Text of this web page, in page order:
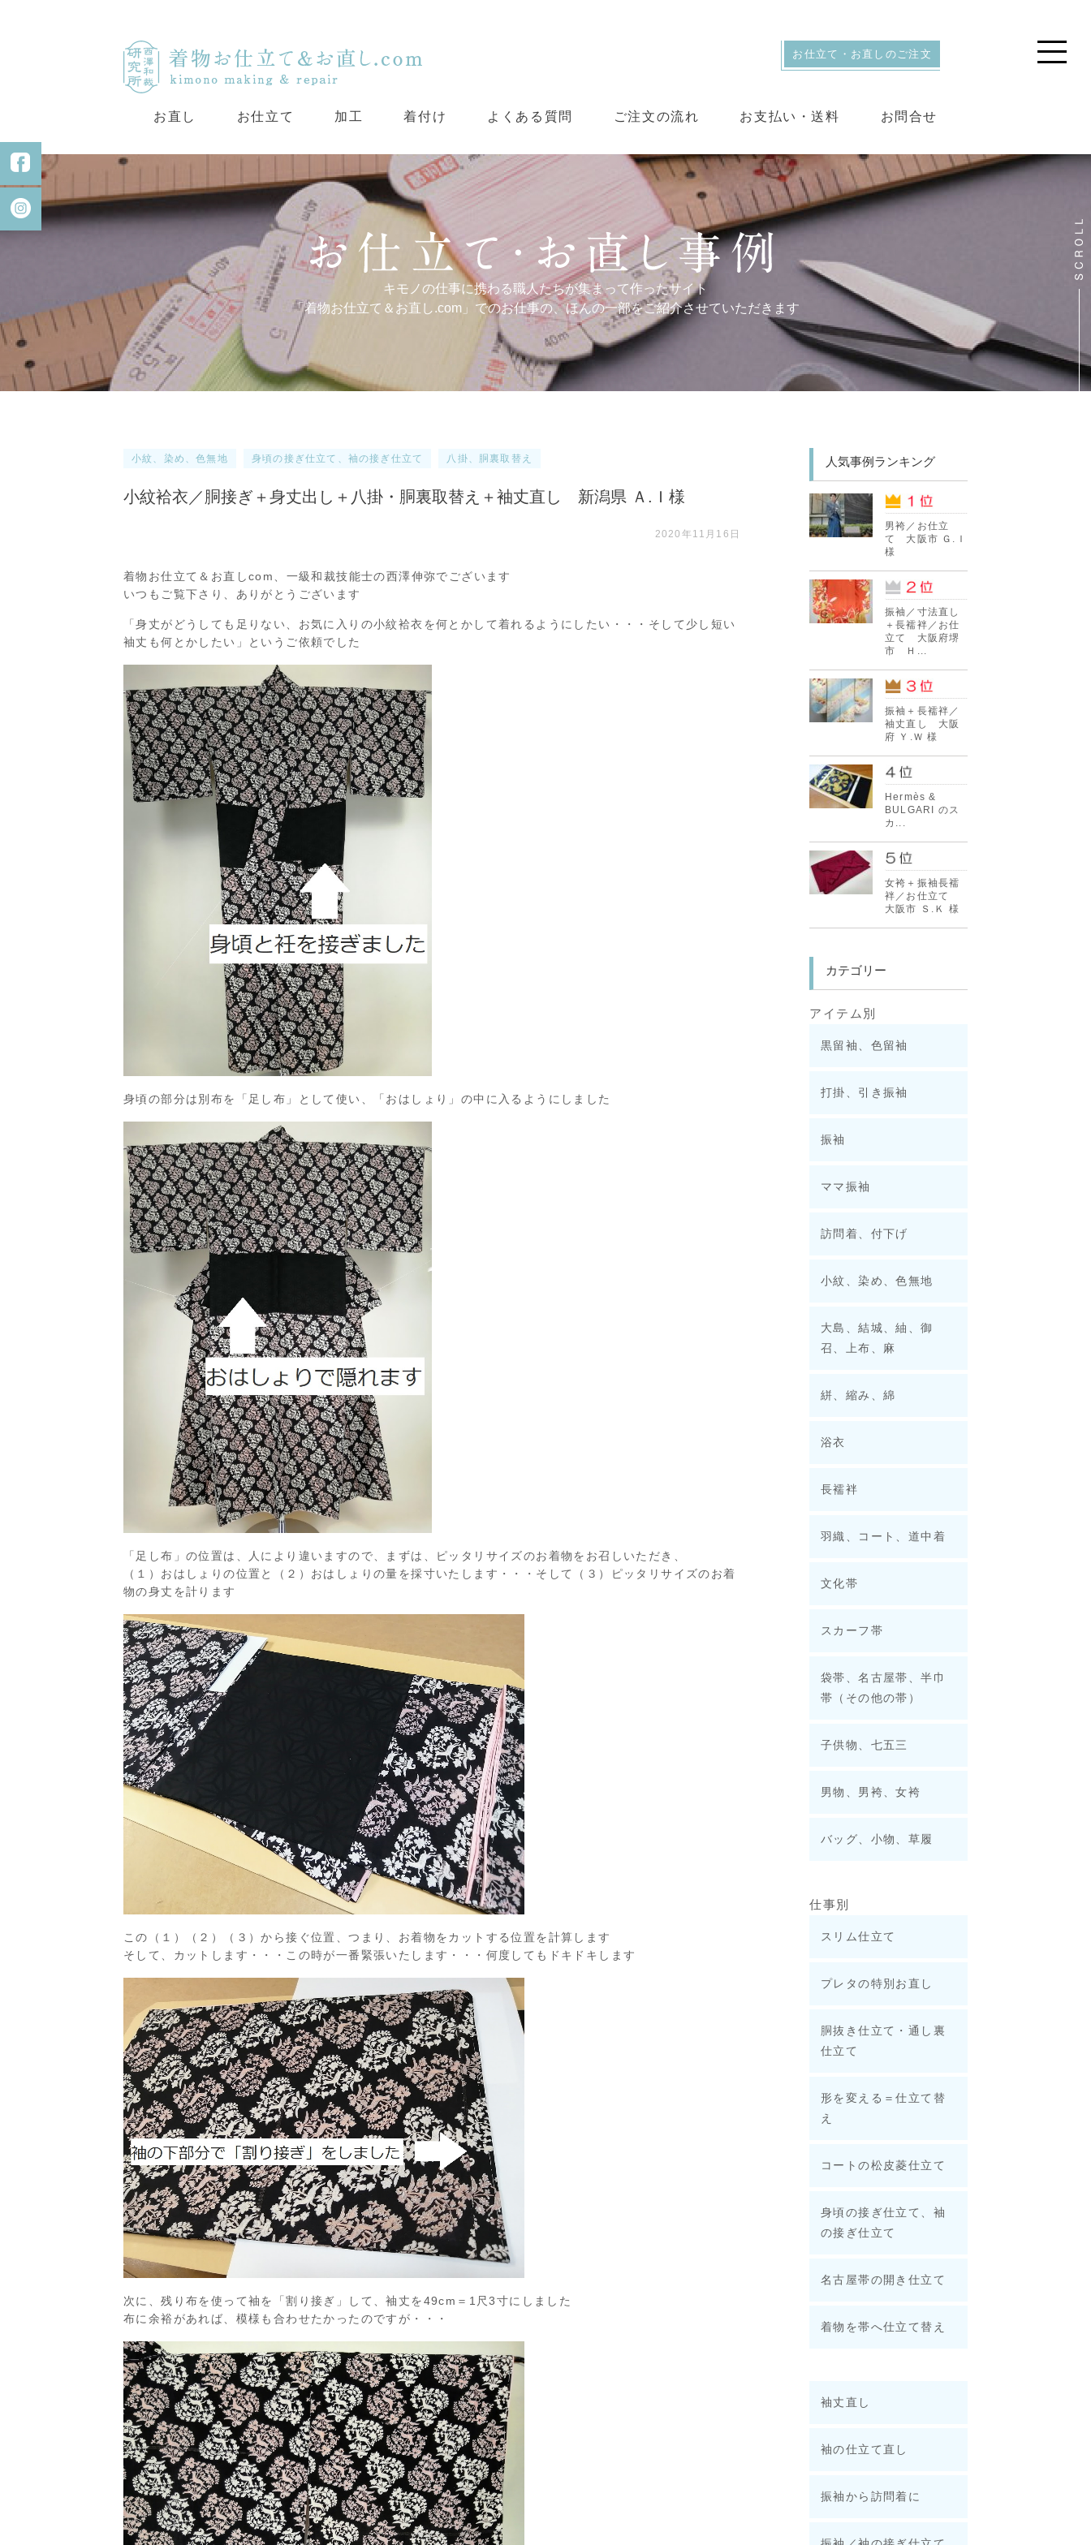
お仕立て・お直しのご注文
お直し お仕立て 加工 着付け よくある質問 ご注文の流れ お支払い・送料 お問合せ
キモノの仕事に携わる職人たちが集まって作ったサイト
「着物お仕立て＆お直し.com」でのお仕事の、ほんの一部をご紹介させていただきます
小紋、染め、色無地 身頃の接ぎ仕立て、袖の接ぎ仕立て 八掛、胴裏取替え
小紋袷衣／胴接ぎ＋身丈出し＋八掛・胴裏取替え＋袖丈直し 新潟県 Ａ.Ｉ様
2020年11月16日
着物お仕立て＆お直しcom、一級和裁技能士の西澤伸弥でございます
いつもご覧下さり、ありがとうございます
「身丈がどうしても足りない、お気に入りの小紋袷衣を何とかして着れるようにしたい・・・そして少し短い
袖丈も何とかしたい」というご依頼でした
身頃の部分は別布を「足し布」として使い、「おはしょり」の中に入るようにしました
「足し布」の位置は、人により違いますので、まずは、ピッタリサイズのお着物をお召しいただき、
（１）おはしょりの位置と（２）おはしょりの量を採寸いたします・・・そして（３）ピッタリサイズのお着
物の身丈を計ります
この（１）（２）（３）から接ぐ位置、つまり、お着物をカットする位置を計算します
そして、カットします・・・この時が一番緊張いたします・・・何度してもドキドキします
次に、残り布を使って袖を「割り接ぎ」して、袖丈を49cm＝1尺3寸にしました
布に余裕があれば、模様も合わせたかったのですが・・・
人気事例ランキング
男袴／お仕立
て 大阪市 Ｇ.Ｉ
様
振袖／寸法直し
＋長襦袢／お仕
立て 大阪府堺
市 Ｈ...
振袖＋長襦袢／
袖丈直し 大阪
府 Ｙ.Ｗ 様
Hermès &
BULGARI のス
カ...
女袴＋振袖長襦
袢／お仕立て
大阪市 Ｓ.Ｋ 様
カテゴリー
アイテム別
黒留袖、色留袖
打掛、引き振袖
振袖
ママ振袖
訪問着、付下げ
小紋、染め、色無地
大島、結城、紬、御
召、上布、麻
絣、縮み、綿
浴衣
長襦袢
羽織、コート、道中着
文化帯
スカーフ帯
袋帯、名古屋帯、半巾
帯（その他の帯）
子供物、七五三
男物、男袴、女袴
バッグ、小物、草履
仕事別
スリム仕立て
プレタの特別お直し
胴抜き仕立て・通し裏
仕立て
形を変える＝仕立て替
え
コートの松皮菱仕立て
身頃の接ぎ仕立て、袖
の接ぎ仕立て
名古屋帯の開き仕立て
着物を帯へ仕立て替え
袖丈直し
袖の仕立て直し
振袖から訪問着に